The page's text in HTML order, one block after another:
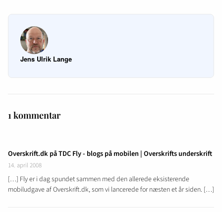
Jens Ulrik Lange
1 kommentar
Overskrift.dk på TDC Fly - blogs på mobilen | Overskrifts underskrift
14. april 2008
[…] Fly er i dag spundet sammen med den allerede eksisterende
mobiludgave af Overskrift.dk, som vi lancerede for næsten et år siden. […]